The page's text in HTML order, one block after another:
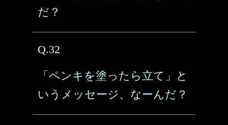
だ？
Q.32
「ペンキを塗ったら立て」と
いうメッセージ、なーんだ？